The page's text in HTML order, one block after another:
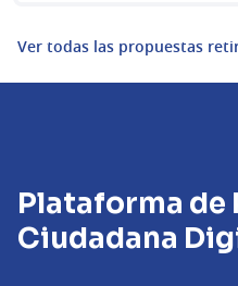
Ver todas las propuestas
Plataforma
Ciudadana